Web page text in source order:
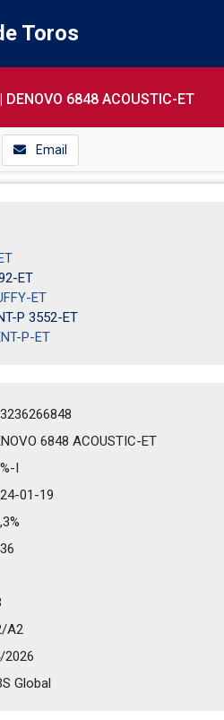
Toros
DENOVO 6848 ACOUSTIC-ET
Email
ET
ET
P 3552-ET
P-ET
6848 ACOUSTIC-ET
I
01-19
A2
2026
Global